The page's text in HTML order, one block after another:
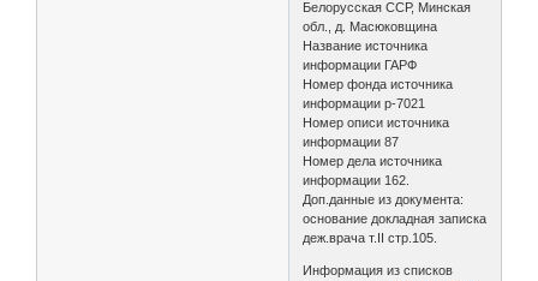
Белорусская ССР, Минская
обл., д. Масюковщина
Название источника
информации ГАРФ
Номер фонда источника
информации р-7021
Номер описи источника
информации 87
Номер дела источника
информации 162.
Доп.данные из документа:
основание докладная записка
деж.врача т.II стр.105.
Информация из списков